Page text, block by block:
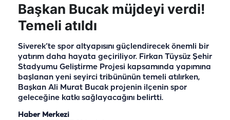
Başkan Bucak müjdeyi verdi!
Temeli atıldı
Siverek’te spor altyapısını güçlendirecek önemli bir
yatırım daha hayata geçiriliyor. Firkan Tüysüz Şehir
Stadyumu Geliştirme Projesi kapsamında yapımına
başlanan yeni seyirci tribününün temeli atılırken,
Başkan Ali Murat Bucak projenin ilçenin spor
geleceğine katkı sağlayacağını belirtti.
Haber Merkezi